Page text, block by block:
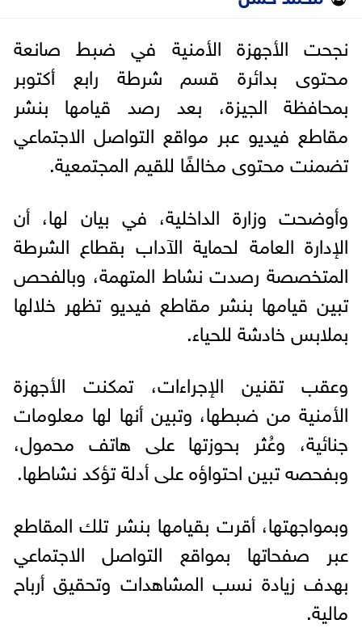
نجحت الأجهزة الأمنية في ضبط صانعة
محتوى بدائرة قسم شرطة رابع أكتوبر
بمحافظة الجيزة، بعد رصد قيامها بنشر
مقاطع فيديو عبر مواقع التواصل الاجتماعي
تضمنت محتوى مخالفًا للقيم المجتمعية.
وأوضحت وزارة الداخلية، في بيان لها، أن
الإدارة العامة لحماية الآداب بقطاع الشرطة
المتخصصة رصدت نشاط المتهمة، وبالفحص
تبين قيامها بنشر مقاطع فيديو تظهر خلالها
بملابس خادشة للحياء.
وعقب تقنين الإجراءات، تمكنت الأجهزة
الأمنية من ضبطها، وتبين أنها لها معلومات
جنائية، وعُثر بحوزتها على هاتف محمول،
وبفحصه تبين احتواؤه على أدلة تؤكد نشاطها.
وبمواجهتها، أقرت بقيامها بنشر تلك المقاطع
عبر صفحاتها بمواقع التواصل الاجتماعي
بهدف زيادة نسب المشاهدات وتحقيق أرباح
مالية.